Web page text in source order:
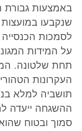
באמצעות גבורת
שנקבעו במועצות
לסמכות
על המידות
תחת שלטונה.
העקרונות
תושביה למלא
ההשגחה ייעדה
סמוך ובטוח